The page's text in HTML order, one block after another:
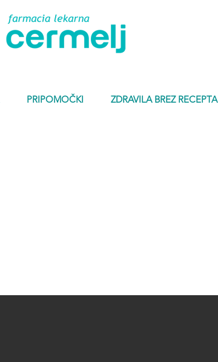
PRIPOMOČKI ZDRAVILA BREZ RECEPTA